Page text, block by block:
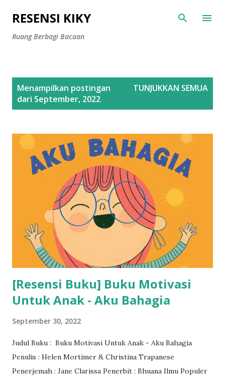
Langsung ke konten utama
RESENSI KIKY
Ruang Berbagi Bacaan
Menampilkan postingan
dari September, 2022
TUNJUKKAN SEMUA
[Resensi Buku] Buku Motivasi
Untuk Anak - Aku Bahagia
September 30, 2022
Judul Buku : Buku Motivasi Untuk Anak - Aku Bahagia
Penulis : Helen Mortimer & Christina Trapanese
Penerjemah : Jane Clarissa Penerbit : Bhuana Ilmu Populer